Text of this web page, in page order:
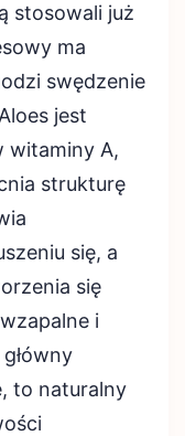
stosowali już
ma
swędzenie
jest
witaminy A,
strukturę
się, a
się
i
to naturalny